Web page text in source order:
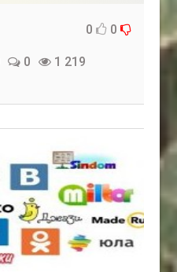
0 0
0 1 219